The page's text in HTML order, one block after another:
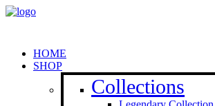
HOME
SHOP
Collections